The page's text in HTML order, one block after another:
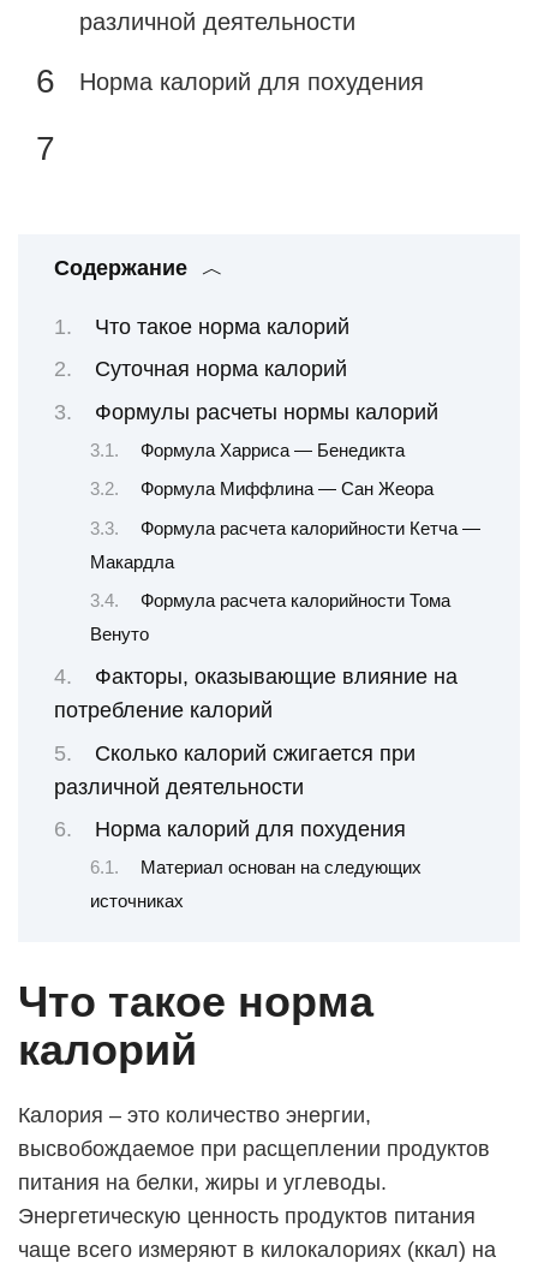
различной деятельности
Норма калорий для похудения
Содержание
Что такое норма калорий
Суточная норма калорий
Формулы расчеты нормы калорий
Формула Харриса — Бенедикта
Формула Миффлина — Сан Жеора
Формула расчета калорийности Кетча —
Макардла
Формула расчета калорийности Тома
Венуто
Факторы, оказывающие влияние на
потребление калорий
Сколько калорий сжигается при
различной деятельности
Норма калорий для похудения
Материал основан на следующих
источниках
Что такое норма
калорий
Калория – это количество энергии,
высвобождаемое при расщеплении продуктов
питания на белки, жиры и углеводы.
Энергетическую ценность продуктов питания
чаще всего измеряют в килокалориях (ккал) на